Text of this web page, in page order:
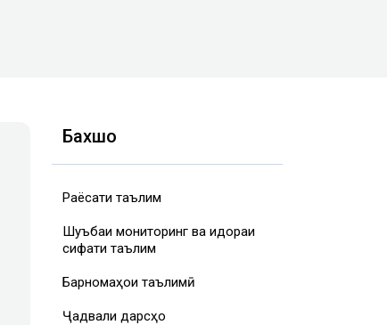
Бахшҳо
Раёсати таълим
Шуъбаи мониторинг ва идораи
сифати таълим
Барномаҳои таълимӣ
Ҷадвали дарсҳо